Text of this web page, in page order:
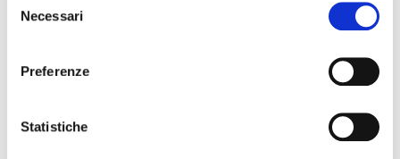
modificare o revocare il proprio consenso in qualsiasi
momento dalla Dichiarazione sui cookie o facendo clic
raccogliere informazioni sulla tua posizione
geografica, con un'approssimazione di qualche
delNecessari
Preferenze
Statistiche
32,00 €
carrello
55,18 €
-42%